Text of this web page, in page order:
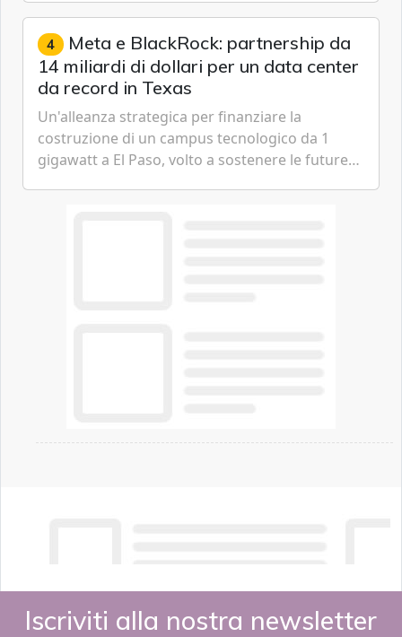
gestione continua del rischio.
4 Meta e BlackRock: partnership da
14 miliardi di dollari per un data center
da record in Texas
Un'alleanza strategica per finanziare la
costruzione di un campus tecnologico da 1
gigawatt a El Paso, volto a sostenere le future
Iscriviti alla nostra newsletter